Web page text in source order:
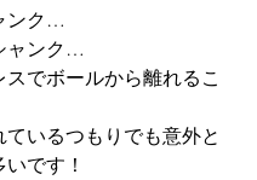
ンク…
ャンク…
スでボールから離れるこ
ているつもりでも意外と
です！